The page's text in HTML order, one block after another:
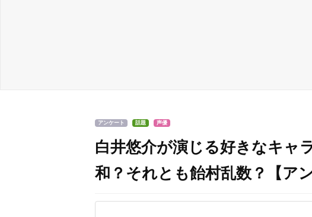
アンケート 話題 声優
白井悠介が演じる好きなキャ
和？それとも飴村乱数？【ア